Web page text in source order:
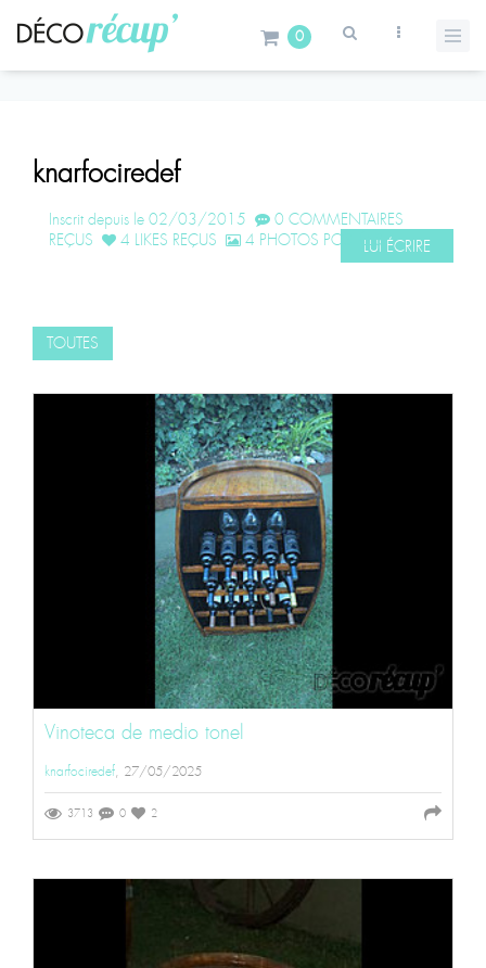
0
knarfociredef
Inscrit depuis le 02/03/2015
0 COMMENTAIRES
REÇUS
4 LIKES REÇUS 4 PHOTOS POSTÉESLUI ÉCRIRE
TOUTES
Vinoteca de medio tonel
knarfociredef, 27/05/2025
3713 0 2